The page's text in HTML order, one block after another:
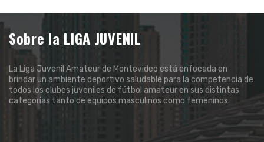
Sobre la LIGA JUVENIL
La Liga Juvenil Amateur de Montevideo está enfocada en
brindar un ambiente deportivo saludable para la competencia de
todos los clubes juveniles de fútbol amateur en sus distintas
categorías tanto de equipos masculinos como femeninos.